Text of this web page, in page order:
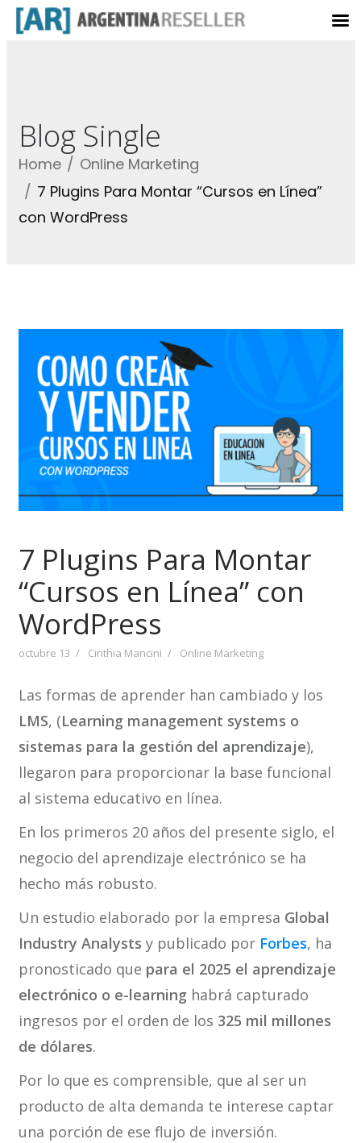
Blog Single
Home
Online Marketing
7 Plugins Para Montar “Cursos en Línea”
con WordPress
7 Plugins Para Montar
“Cursos en Línea” con
WordPress
octubre 13 Cinthia Mancini Online Marketing
Las formas de aprender han cambiado y los
LMS, (Learning management systems o
sistemas para la gestión del aprendizaje),
llegaron para proporcionar la base funcional
al sistema educativo en línea.
En los primeros 20 años del presente siglo, el
negocio del aprendizaje electrónico se ha
hecho más robusto.
Un estudio elaborado por la empresa Global
Industry Analysts y publicado por Forbes, ha
pronosticado que para el 2025 el aprendizaje
electrónico o e-learning habrá capturado
ingresos por el orden de los 325 mil millones
de dólares.
Por lo que es comprensible, que al ser un
producto de alta demanda te interese captar
una porción de ese flujo de inversión.